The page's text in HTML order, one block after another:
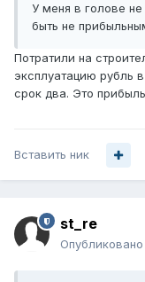
У меня в голове
быть не
Потратили на
эксплуатацию рубль
срок два. Это
Вставить ник
st_re
Опубликовано